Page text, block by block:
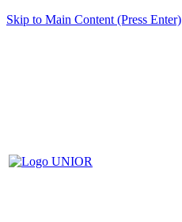
Skip to Main Content (Press Enter)